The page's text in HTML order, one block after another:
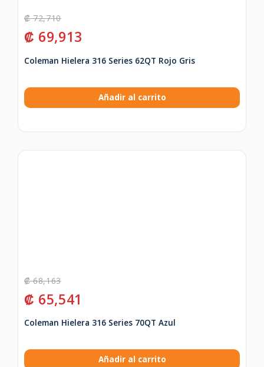
₡72,710
₡ 69,913
Coleman Hielera 316 Series 62QT Rojo Gris
Añadir al carrito
₡68,163
₡ 65,541
Coleman Hielera 316 Series 70QT Azul
Añadir al carrito